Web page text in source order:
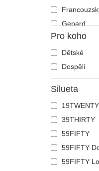
Gepard
Had
Havran
Holub
Hroch
Humr
Jednorožec
Jelen
Ještěrka
Kachna
Kočka
Pro koho
Dětské
Dospělí
Silueta
19TWENTY
39THIRTY
59FIFTY
59FIFTY
59FIFTY